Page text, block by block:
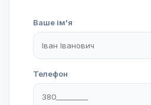
Ваше ім'я
Телефон